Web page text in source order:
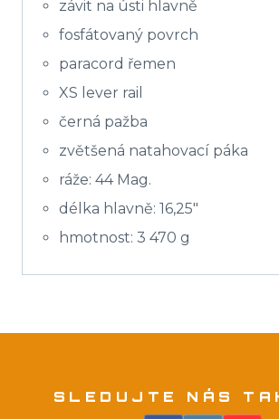
závit na ústi hlavně
fosfátovaný povrch
paracord řemen
XS lever rail
černá pažba
zvětšená natahovací páka
ráže: 44 Mag.
délka hlavně: 16,25″
hmotnost: 3 470 g
SLEDUJTE NÁS